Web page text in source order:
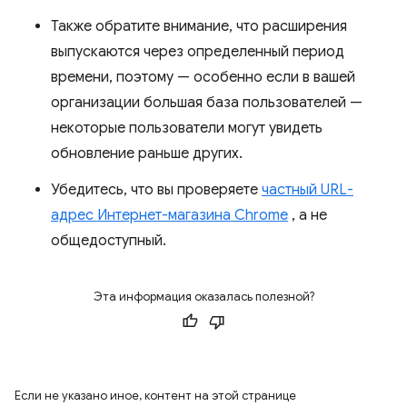
Также обратите внимание, что расширения
выпускаются через определенный период
времени, поэтому — особенно если в вашей
организации большая база пользователей —
некоторые пользователи могут увидеть
обновление раньше других.
Убедитесь, что вы проверяете частный URL-
адрес Интернет-магазина Chrome , а не
общедоступный.
Эта информация оказалась полезной?
Если не указано иное, контент на этой странице